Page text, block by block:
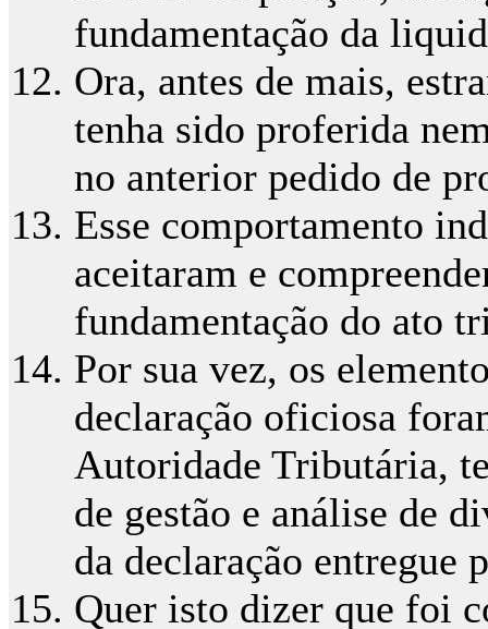
fundamentação da
Ora, antes de mais,
tenha sido proferida
no anterior pedido de
Esse comportamento
aceitaram e
fundamentação do ato
Por sua vez, os
declaração oficiosa
Autoridade Tributária,
de gestão e análise de
da declaração entregue
Quer isto dizer que foi